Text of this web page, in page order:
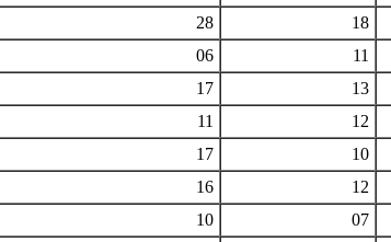
28 18
06 11
17 13
11 12
17 10
16 12
10 07